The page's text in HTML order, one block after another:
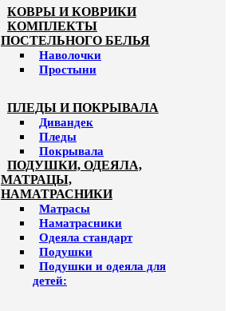
КОВРЫ И КОВРИКИ
КОМПЛЕКТЫ
ПОСТЕЛЬНОГО БЕЛЬЯ
Наволочки
Простыни
ПЛЕДЫ И ПОКРЫВАЛА
Дивандек
Пледы
Покрывала
ПОДУШКИ, ОДЕЯЛА,
МАТРАЦЫ,
НАМАТРАСНИКИ
Матрасы
Наматрасники
Одеяла стандарт
Подушки
Подушки и одеяла для
детей: